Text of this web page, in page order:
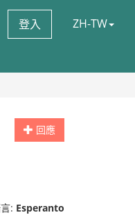
登入 ZH-TW
回應
: Esperanto